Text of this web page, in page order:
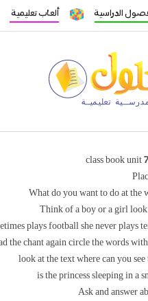
الدراسية ألعاب تعليمية
class book unit
What do you want to do at the
Think of a boy or a girl look
plays football she never plays
the chant again circle the words
look at the text where can you
is the princess sleeping in a
Ask and answer